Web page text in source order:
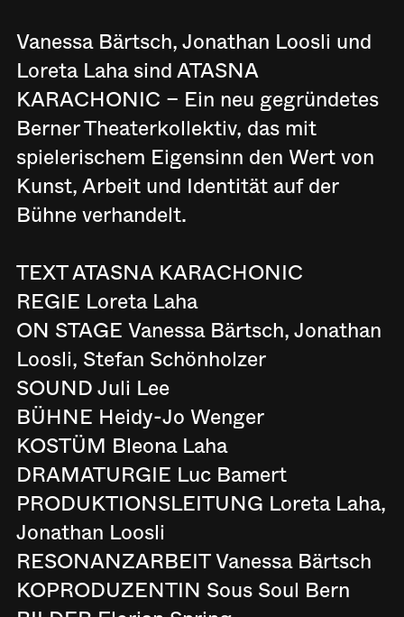
Vanessa Bärtsch, Jonathan Loosli und
Loreta Laha sind ATASNA
KARACHONIC – Ein neu gegründetes
Berner Theaterkollektiv, das mit
spielerischem Eigensinn den Wert von
Kunst, Arbeit und Identität auf der
Bühne verhandelt.
TEXT ATASNA KARACHONIC
REGIE Loreta Laha
ON STAGE Vanessa Bärtsch, Jonathan
Loosli, Stefan Schönholzer
SOUND Juli Lee
BÜHNE Heidy-Jo Wenger
KOSTÜM Bleona Laha
DRAMATURGIE Luc Bamert
PRODUKTIONSLEITUNG Loreta Laha,
Jonathan Loosli
RESONANZARBEIT Vanessa Bärtsch
KOPRODUZENTIN Sous Soul Bern